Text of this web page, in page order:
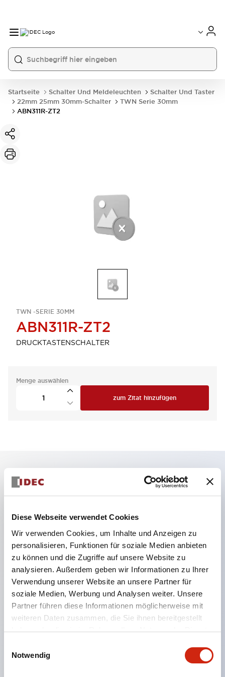
Diese Webseite verwendet Cookies
Wir verwenden Cookies, um Inhalte und Anzeigen zu
personalisieren, Funktionen für soziale Medien anbieten
zu können und die Zugriffe auf unsere Website zu
analysieren. Außerdem geben wir Informationen zu Ihrer
Verwendung unserer Website an unsere Partner für
soziale Medien, Werbung und Analysen weiter. Unsere
Partner führen diese Informationen möglicherweise mit
weiteren Daten zusammen, die Sie ihnen bereitgestellt
haben oder die sie im Rahmen Ihrer Nutzung der Dienste
Notwendig
Startseite Schalter Und Meldeleuchten
Schalter Und Taster
22mm 25mm 30mm-Schalter
TWN Serie 30mm
ABN311R-ZT2
TWN -SERIE 30MM
ABN311R-ZT2
DRUCKTASTENSCHALTER
Menge auswählen
zum Zitat hinzufügen
Hauptmerkmale
Die Niederspannungsversion (6–24 V Typ) der
schrittweise auf Produkte aus dem neuen
Katalogmodell umgestellt.
Ausgestattet mit HW-U-Kontaktblöcken, die eine
Finger-Schutzstruktur, Schraubklemmen und
Schutzart IP20 bieten.
LED-Lampen für Hochspannungstypen sind jetzt
verfügbar, und die Nennbetriebsspannung des
LED-Lampe (LSRD-Lampe), die mit nur einer